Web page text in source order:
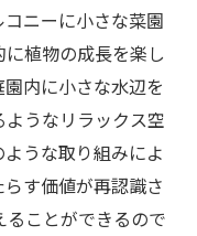
ニーに小さな菜園
植物の成長を楽し
内に小さな水辺を
うなリラックス空
うな取り組みによ
す価値が再認識さ
ことができるので